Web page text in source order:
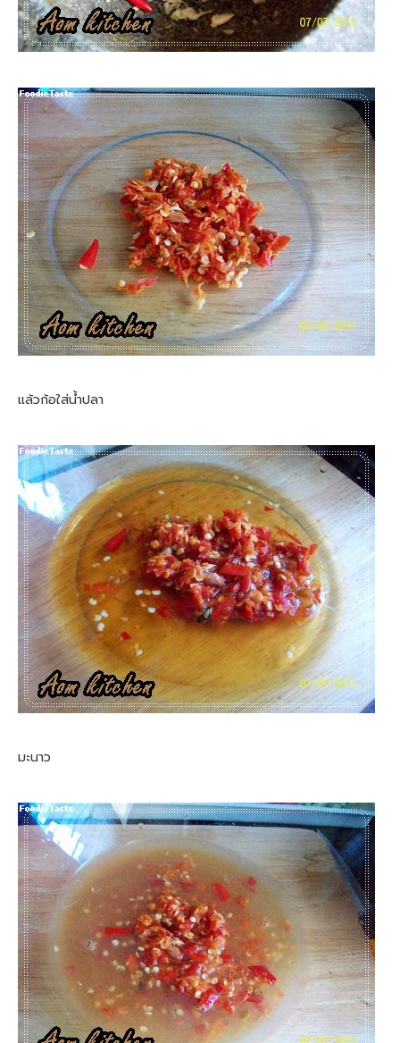
แล้วก้อใส่น้ำปลา
มะนาว